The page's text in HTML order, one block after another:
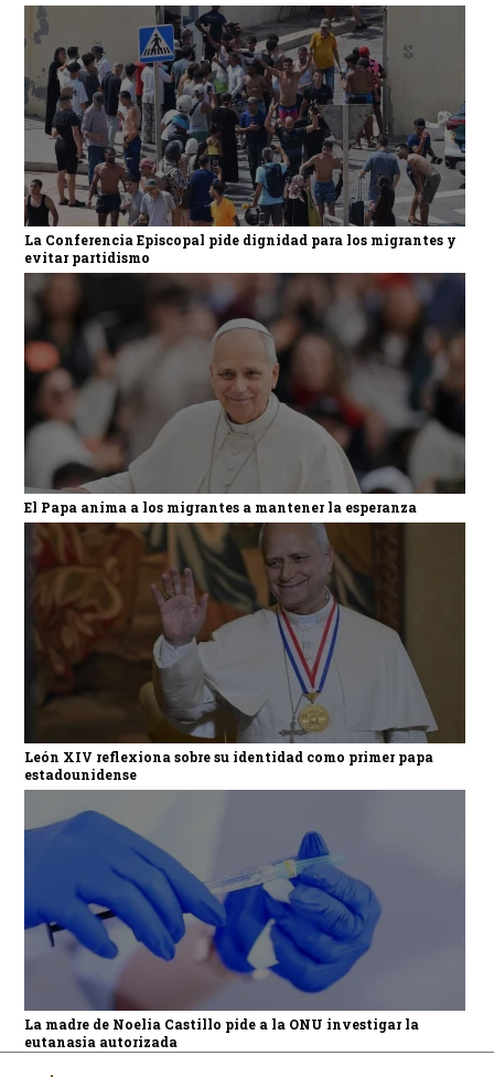
La Conferencia Episcopal pide dignidad para los migrantes y
evitar partidismo
El Papa anima a los migrantes a mantener la esperanza
León XIV reflexiona sobre su identidad como primer papa
estadounidense
La madre de Noelia Castillo pide a la ONU investigar la
eutanasia autorizada